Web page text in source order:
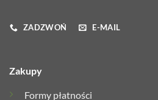
ZADZWOŃ E-MAIL
Zakupy
Formy płatności